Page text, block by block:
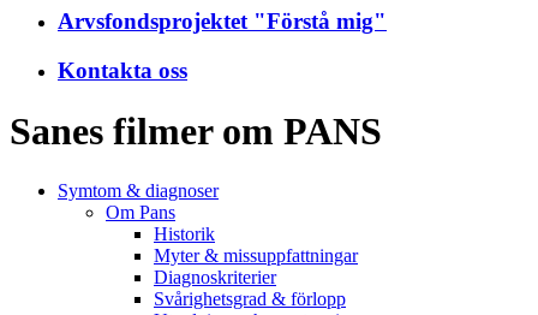
Arvsfondsprojektet "Förstå mig"
Kontakta oss
Sanes filmer om PANS
Symtom & diagnoser
Om Pans
Historik
Myter & missuppfattningar
Diagnoskriterier
Svårighetsgrad & förlopp